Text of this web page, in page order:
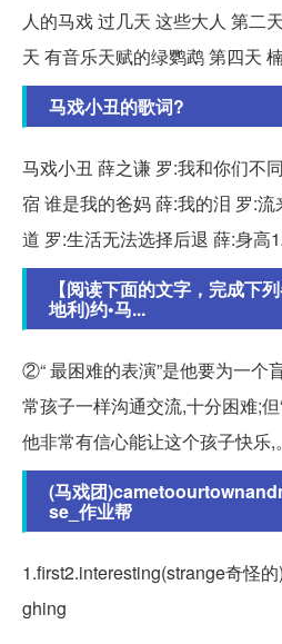
人的马戏 过几天 这些大人 第二
天 有音乐天赋的绿鹦鹉 第四天 楠
马戏小丑的歌词?
马戏小丑 薛之谦 罗:我和你们不
宿 谁是我的爸妈 薛:我的泪 罗:
道 罗:生活无法选择后退 薛:身高
【阅读下面的文字，完成下
地利)约•马...
②“ 最困难的表演”是他要为一个
常孩子一样沟通交流,十分困难;
他非常有信心能让这个孩子快乐,。
(马戏团
se_作业帮
1.first2.interesting(strange奇怪
ghing